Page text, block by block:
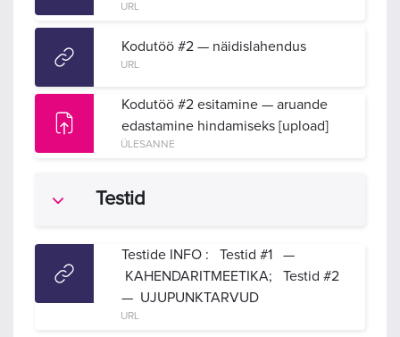
URL
Kodutöö #2 — näidislahendus
URL
Kodutöö #2 esitamine — aruande
edastamine hindamiseks [upload]
ÜLESANNE
Ahenda Testid
Testide INFO : Testid #1 —
KAHENDARITMEETIKA; Testid #2
— UJUPUNKTARVUD
URL